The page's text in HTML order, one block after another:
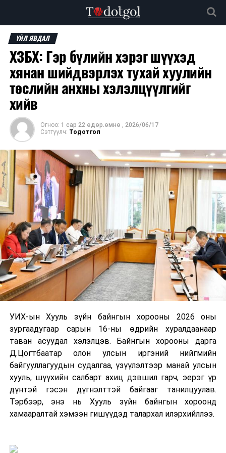
ҮЙЛ ЯВДАЛ
ХЗБХ: Гэр бүлийн хэрэг шүүхэд
хянан шийдвэрлэх тухай хуулийн
төслийн анхны хэлэлцүүлгийг
хийв
Огноо: 1 сар 22 өдөр.өмнө , 2026/06/17
Сэтгүүлч: Тодотгол
УИХ-ын Хууль зүйн байнгын хорооны 2026 оны
зургаадугаар сарын 16-ны өдрийн хуралдаанаар
таван асуудал хэлэлцэв. Байнгын хорооны дарга
Д.Цогтбаатар олон улсын иргэний нийгмийн
байгууллагуудын судалгаа, үзүүлэлтээр манай улсын
хууль, шүүхийн салбарт ахиц дэвшил гарч, эерэг үр
дүнтэй гэсэн дүгнэлттэй байгааг танилцуулав.
Тэрбээр, энэ нь Хууль зүйн байнгын хороонд
хамааралтай хэмээн гишүүдэд талархал илэрхийллээ.